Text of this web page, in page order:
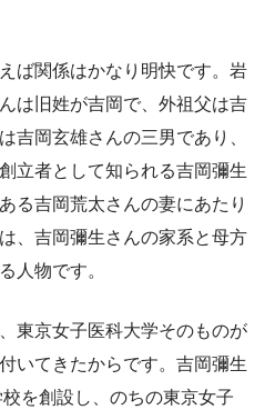
ば関係はかなり明快です。岩
は旧姓が吉岡で、外祖父は吉
吉岡玄雄さんの三男であり、
立者として知られる吉岡彌生
る吉岡荒太さんの妻にあたり
、吉岡彌生さんの家系と母方
人物です。
東京女子医科大学そのものが
いてきたからです。吉岡彌生
を創設し、のちの東京女子